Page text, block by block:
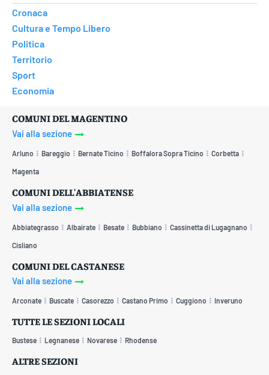
Cronaca
Cultura e Tempo Libero
Politica
Territorio
Sport
Economia
COMUNI DEL MAGENTINO
Vai alla sezione
Arluno Bareggio Bernate Ticino Boffalora Sopra Ticino Corbetta
Magenta
COMUNI DELL'ABBIATENSE
Vai alla sezione
Abbiategrasso Albairate Besate Bubbiano Cassinetta di Lugagnano
Cisliano
COMUNI DEL CASTANESE
Vai alla sezione
Arconate Buscate Casorezzo Castano Primo Cuggiono Inveruno
TUTTE LE SEZIONI LOCALI
Bustese Legnanese Novarese Rhodense
ALTRE SEZIONI